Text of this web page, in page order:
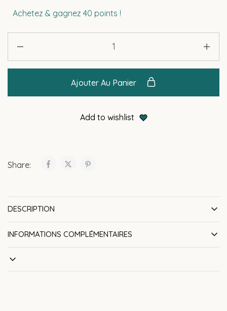
Achetez & gagnez 40 points !
Ajouter Au Panier
Add to wishlist
Share:
DESCRIPTION
INFORMATIONS COMPLÉMENTAIRES